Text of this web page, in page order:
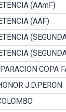
(AAmF)
(AAF)
COPA
J.D.PERON